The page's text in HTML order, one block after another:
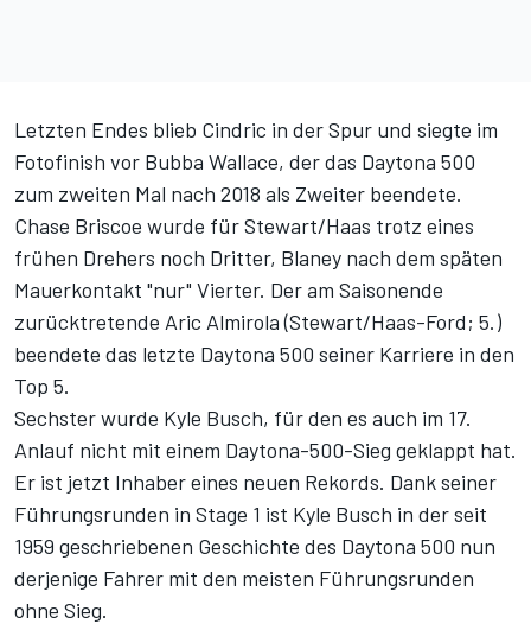
Letzten Endes blieb Cindric in der Spur und siegte im
Fotofinish vor Bubba Wallace, der das Daytona 500
zum zweiten Mal nach 2018 als Zweiter beendete.
Chase Briscoe wurde für Stewart/Haas trotz eines
frühen Drehers noch Dritter, Blaney nach dem späten
Mauerkontakt "nur" Vierter. Der am Saisonende
zurücktretende Aric Almirola (Stewart/Haas-Ford; 5.)
beendete das letzte Daytona 500 seiner Karriere in den
Top 5.
Sechster wurde Kyle Busch, für den es auch im 17.
Anlauf nicht mit einem Daytona-500-Sieg geklappt hat.
Er ist jetzt Inhaber eines neuen Rekords. Dank seiner
Führungsrunden in Stage 1 ist Kyle Busch in der seit
1959 geschriebenen Geschichte des Daytona 500 nun
derjenige Fahrer mit den meisten Führungsrunden
ohne Sieg.